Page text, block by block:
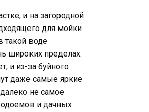
и на загородной
для мойки
такой воде
широких пределах.
и из-за буйного
даже самые яркие
не самое
и дачных